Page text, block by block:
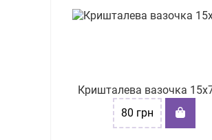
Кришталева вазочка
80 грн